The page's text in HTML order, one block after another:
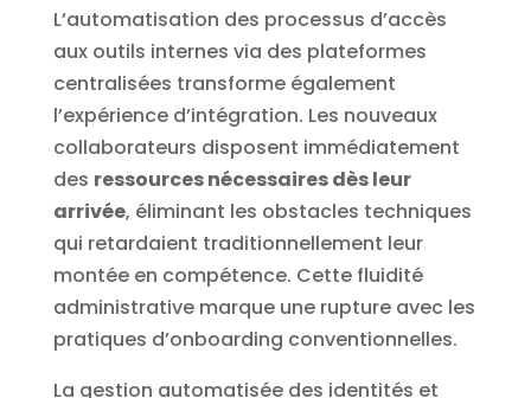
L’automatisation des processus d’accès
aux outils internes via des plateformes
centralisées transforme également
l’expérience d’intégration. Les nouveaux
collaborateurs disposent immédiatement
des ressources nécessaires dès leur
arrivée, éliminant les obstacles techniques
qui retardaient traditionnellement leur
montée en compétence. Cette fluidité
administrative marque une rupture avec les
pratiques d’onboarding conventionnelles.
La gestion automatisée des identités et